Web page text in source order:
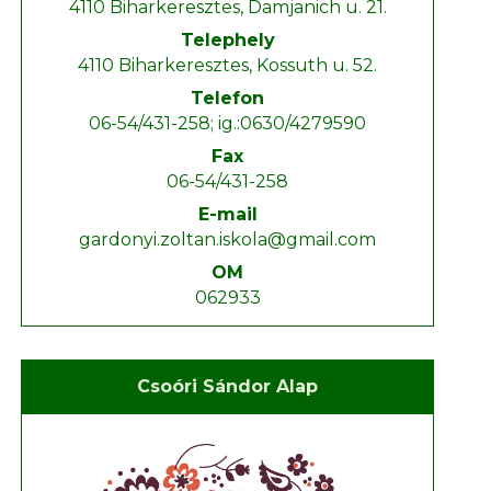
4110 Biharkeresztes, Damjanich u. 21.
Telephely
4110 Biharkeresztes, Kossuth u. 52.
Telefon
06-54/431-258; ig.:0630/4279590
Fax
06-54/431-258
E-mail
gardonyi.zoltan.iskola@gmail.com
OM
062933
Csoóri Sándor Alap